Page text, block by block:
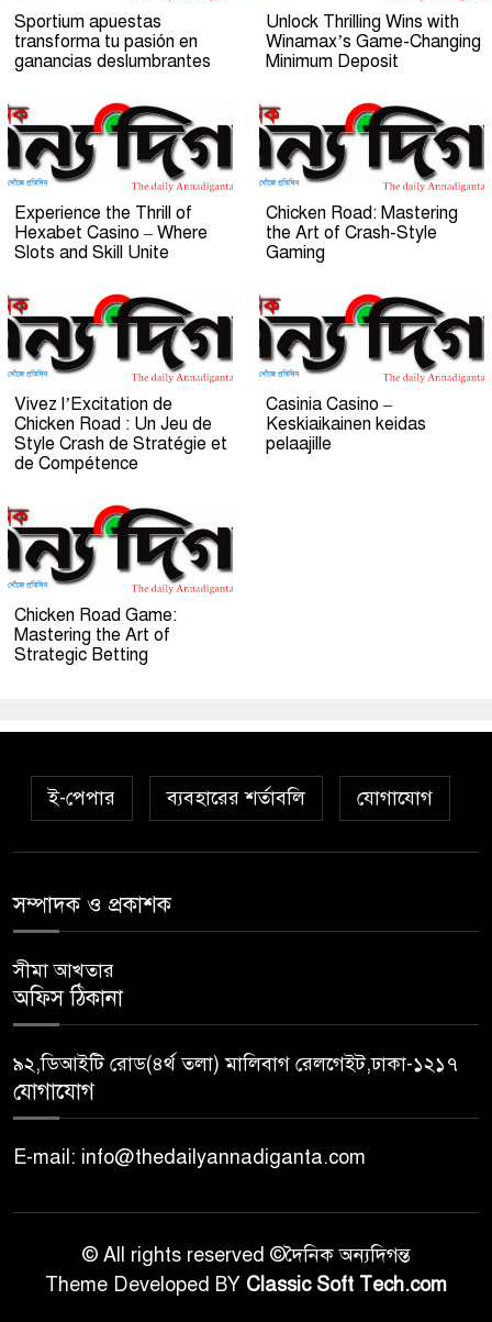
Sportium apuestas
transforma tu pasión en
ganancias deslumbrantes
Unlock Thrilling Wins with
Winamax’s Game-Changing
Minimum Deposit
Experience the Thrill of
Hexabet Casino – Where
Slots and Skill Unite
Chicken Road: Mastering
the Art of Crash-Style
Gaming
Vivez l’Excitation de
Chicken Road : Un Jeu de
Style Crash de Stratégie et
de Compétence
Casinia Casino –
Keskiaikainen keidas
pelaajille
Chicken Road Game:
Mastering the Art of
Strategic Betting
ই-পেপার ব্যবহারের শর্তাবলি যোগাযোগ
সম্পাদক ও প্রকাশক
সীমা আখতার
অফিস ঠিকানা
৯২,ডিআইটি রোড(৪র্থ তলা) মালিবাগ রেলগেইট,ঢাকা-১২১৭
যোগাযোগ
E-mail: info@thedailyannadiganta.com
© All rights reserved ©দৈনিক অন্যদিগন্ত
Theme Developed BY Classic Soft Tech.com